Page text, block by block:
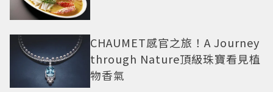
CHAUMET感官之旅！A Journey
through Nature頂級珠寶看見植
物香氣